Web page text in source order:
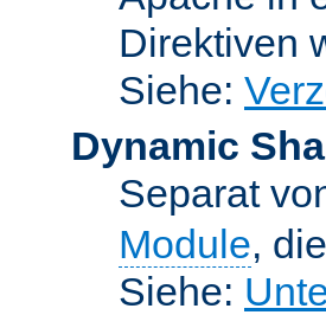
Direktiven
Siehe:
Dynamic
Separat
Module,
Siehe: